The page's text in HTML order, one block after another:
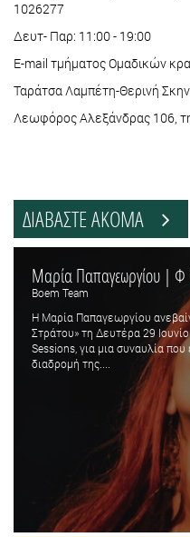
1026277
Δευτ- Παρ: 11:00 - 19:00
E-mail τμήματος Ομαδικών
Ταράτσα Λαμπέτη-Θερινή
Λεωφόρος Αλεξάνδρας 106,
ΔΙΑΒΑΣΤΕ ΑΚΟΜΑ
Μαρία Παπαγεωργίου | Φ
Boem Team
Η Μαρία Παπαγεωργίου
Στράτου» τη Δευτέρα 29
Sessions, για μια συναυλία
διαδρομή της....